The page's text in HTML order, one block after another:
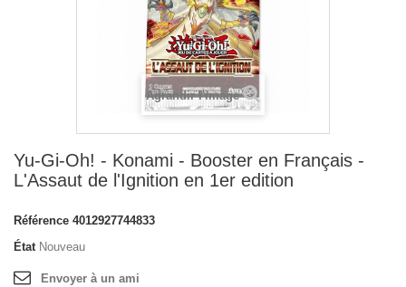
Agrandir l'image
Yu-Gi-Oh! - Konami - Booster en Français -
L'Assaut de l'Ignition en 1er edition
Référence 4012927744833
État Nouveau
Envoyer à un ami